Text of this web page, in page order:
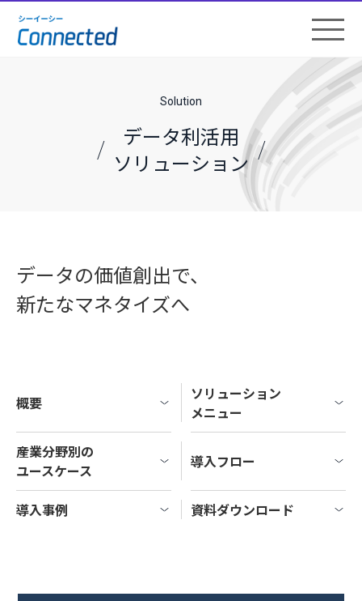
Solution
データ利活用
ソリューション
データの価値創出で、
新たなマネタイズへ
概要
ソリューション
メニュー
産業分野別の
ユースケース
導入フロー
導入事例 資料ダウンロード